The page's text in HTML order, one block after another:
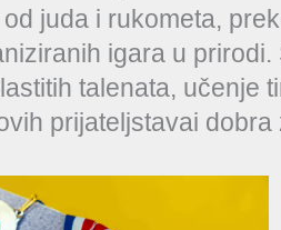
juda i rukometa,
igara u
talenata, učenje
prijateljstavai dobra